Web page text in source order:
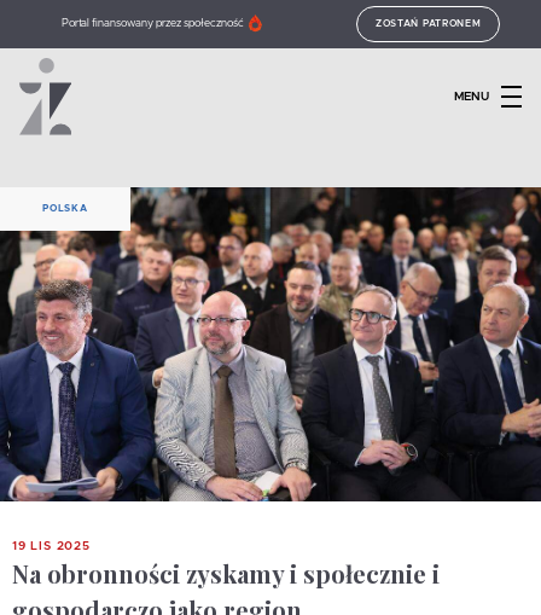
Portal finansowany przez społeczność ZOSTAŃ PATRONEM
MENU
POLSKA
19 LIS 2025
Na obronności zyskamy i społecznie i